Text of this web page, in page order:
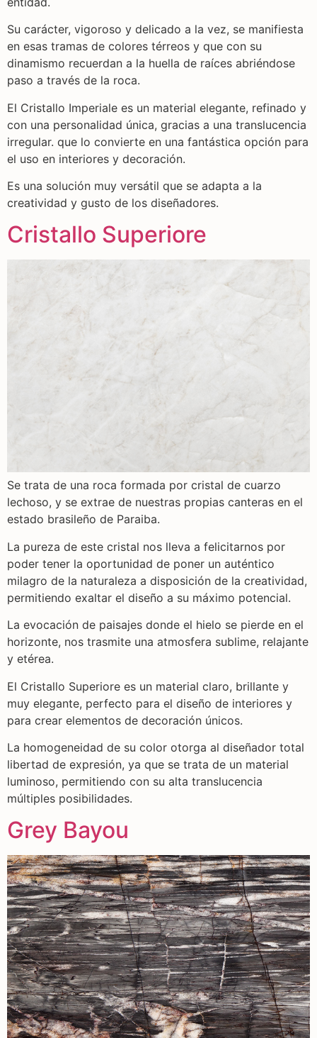
Su carácter, vigoroso y delicado a la vez, se manifiesta
en esas tramas de colores térreos y que con su
dinamismo recuerdan a la huella de raíces abriéndose
paso a través de la roca.
El Cristallo Imperiale es un material elegante, refinado y
con una personalidad única, gracias a una translucencia
irregular. que lo convierte en una fantástica opción para
el uso en interiores y decoración.
Es una solución muy versátil que se adapta a la
creatividad y gusto de los diseñadores.
Cristallo Superiore
Se trata de una roca formada por cristal de cuarzo
lechoso, y se extrae de nuestras propias canteras en el
estado brasileño de Paraiba.
La pureza de este cristal nos lleva a felicitarnos por
poder tener la oportunidad de poner un auténtico
milagro de la naturaleza a disposición de la creatividad,
permitiendo exaltar el diseño a su máximo potencial.
La evocación de paisajes donde el hielo se pierde en el
horizonte, nos trasmite una atmosfera sublime, relajante
y etérea.
El Cristallo Superiore es un material claro, brillante y
muy elegante, perfecto para el diseño de interiores y
para crear elementos de decoración únicos.
La homogeneidad de su color otorga al diseñador total
libertad de expresión, ya que se trata de un material
luminoso, permitiendo con su alta translucencia
múltiples posibilidades.
Grey Bayou